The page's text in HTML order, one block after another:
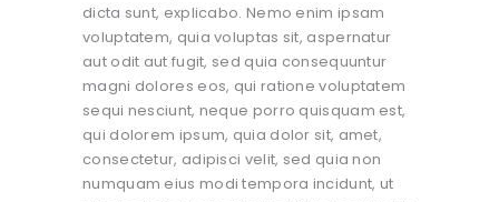
dicta sunt, explicabo. Nemo enim ipsam
voluptatem, quia voluptas sit, aspernatur
aut odit aut fugit, sed quia consequuntur
magni dolores eos, qui ratione voluptatem
sequi nesciunt, neque porro quisquam est,
qui dolorem ipsum, quia dolor sit, amet,
consectetur, adipisci velit, sed quia non
numquam eius modi tempora incidunt, ut